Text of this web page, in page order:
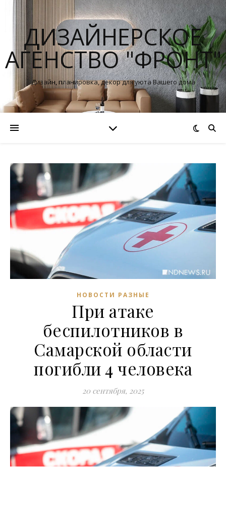
ДИЗАЙНЕРСКОЕ
АГЕНСТВО "ФРОНТ"
Дизайн, планировка, декор для уюта Вашего дома
НОВОСТИ РАЗНЫЕ
При атаке
беспилотников в
Самарской области
погибли 4 человека
20 сентября, 2025